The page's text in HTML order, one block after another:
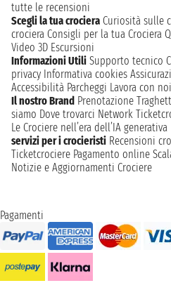
tutte le recensioni
Scegli la tua crociera Curiosità sulle
crociera Consigli per la tua Crociera
Video 3D Escursioni
Informazioni Utili Supporto tecnico
privacy Informativa cookies
Accessibilità Parcheggi Lavora con noi
Il nostro Brand Prenotazione
siamo Dove trovarci Network
Le Crociere nell’era dell’IA generativa
servizi per i crocieristi Recensioni
Ticketcrociere Pagamento online
Notizie e Aggiornamenti Crociere
Pagamenti